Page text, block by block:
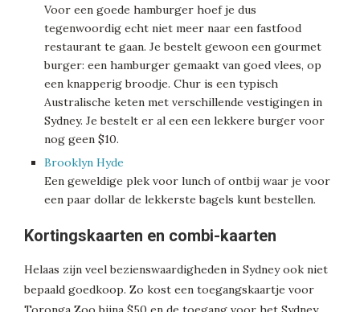
Voor een goede hamburger hoef je dus
tegenwoordig echt niet meer naar een fastfood
restaurant te gaan. Je bestelt gewoon een gourmet
burger: een hamburger gemaakt van goed vlees, op
een knapperig broodje. Chur is een typisch
Australische keten met verschillende vestigingen in
Sydney. Je bestelt er al een een lekkere burger voor
nog geen $10.
Brooklyn Hyde
Een geweldige plek voor lunch of ontbij waar je voor
een paar dollar de lekkerste bagels kunt bestellen.
Kortingskaarten en combi-kaarten
Helaas zijn veel bezienswaardigheden in Sydney ook niet
bepaald goedkoop. Zo kost een toegangskaartje voor